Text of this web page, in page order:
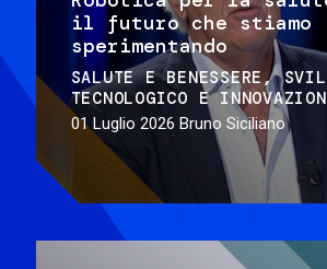
il futuro che stiamo
sperimentando
SALUTE E BENESSERE
TECNOLOGICO E
01 Luglio 2026 Bruno Siciliano